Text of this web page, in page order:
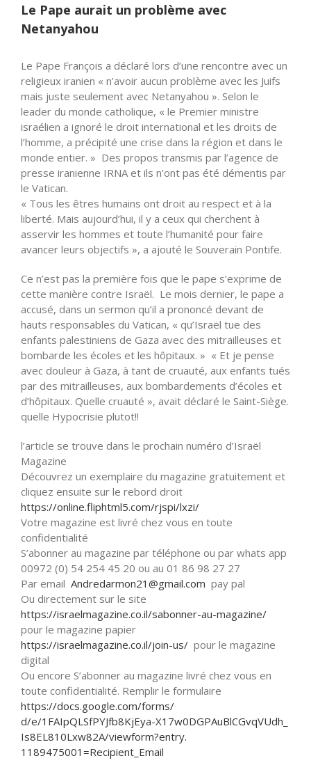
Le Pape aurait un problème avec
Netanyahou
Le Pape François a déclaré lors d’une rencontre avec un
religieux iranien « n’avoir aucun problème avec les Juifs
mais juste seulement avec Netanyahou ». Selon le
leader du monde catholique, « le Premier ministre
israélien a ignoré le droit international et les droits de
l’homme, a précipité une crise dans la région et dans le
monde entier. » Des propos transmis par l’agence de
presse iranienne IRNA et ils n’ont pas été démentis par
le Vatican.
« Tous les êtres humains ont droit au respect et à la
liberté. Mais aujourd’hui, il y a ceux qui cherchent à
asservir les hommes et toute l’humanité pour faire
avancer leurs objectifs », a ajouté le Souverain Pontife.
Ce n’est pas la première fois que le pape s’exprime de
cette manière contre Israël. Le mois dernier, le pape a
accusé, dans un sermon qu’il a prononcé devant de
hauts responsables du Vatican, « qu’Israël tue des
enfants palestiniens de Gaza avec des mitrailleuses et
bombarde les écoles et les hôpitaux. » « Et je pense
avec douleur à Gaza, à tant de cruauté, aux enfants tués
par des mitrailleuses, aux bombardements d’écoles et
d’hôpitaux. Quelle cruauté », avait déclaré le Saint-Siège.
quelle Hypocrisie plutot!!
l’article se trouve dans le prochain numéro d’Israël
Magazine
Découvrez un exemplaire du magazine gratuitement et
cliquez ensuite sur le rebord droit
https://online.fliphtml5.com/rjspi/lxzi/
Votre magazine est livré chez vous en toute
confidentialité
S’abonner au magazine par téléphone ou par whats app
00972 (0) 54 254 45 20 ou au 01 86 98 27 27
Par email Andredarmon21@gmail.com pay pal
Ou directement sur le site
https://israelmagazine.co.il/sabonner-au-magazine/
pour le magazine papier
https://israelmagazine.co.il/join-us/ pour le magazine
digital
Ou encore S’abonner au magazine livré chez vous en
toute confidentialité. Remplir le formulaire
https://docs.google.com/forms/
d/e/1FAIpQLSfPYJfb8KjEya-X17w0DGPAuBlCGvqVUdh_
Is8EL810Lxw82A/viewform?entry.
1189475001=Recipient_Email